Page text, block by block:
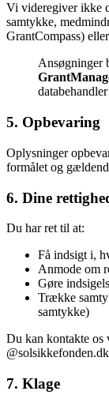
Vi videregiver ikke
samtykke,
GrantCompass)
Ansøgninger
5. Opbevaring
Oplysninger
formålet og
6. Dine
Du har ret til at:
Få indsigt i,
Anmode om
Gøre
Trække
samtykke)
Du kan kontakte os
7. Klage